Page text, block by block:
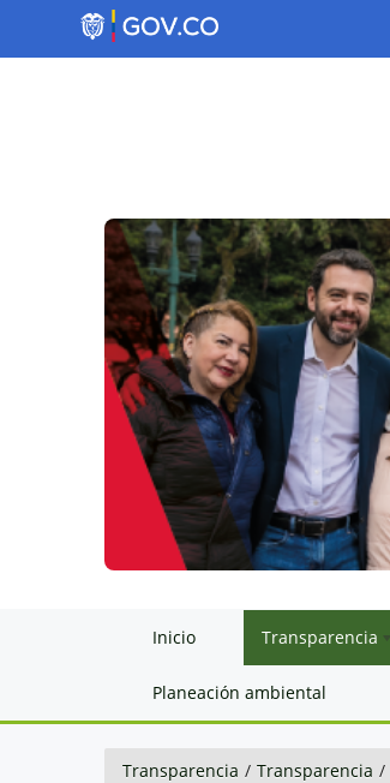
Inicio Transparencia
Planeación ambiental
Transparencia / Transparencia /